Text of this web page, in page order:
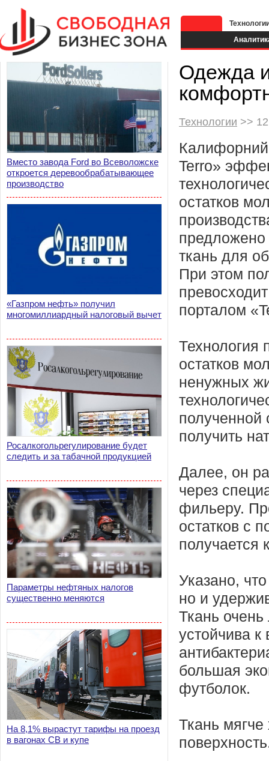
Вместо завода Ford во Всеволожске
откроется деревообрабатывающее
производство
«Газпром нефть» получил
многомиллиардный налоговый вычет
Росалкогольрегулирование будет
следить и за табачной продукцией
Параметры нефтяных налогов
существенно меняются
На 8,1% вырастут тарифы на проезд
в вагонах СВ и купе
Одежда
Технологии >>
Terro»
остатков
предложено
ткань для
При этом
порталом
Технология
остатков
ненужных
полученной
получить
Далее, он
через
фильеру.
остатков с
получается
Указано,
но и
Ткань очень
устойчива
большая
футболок.
Ткань